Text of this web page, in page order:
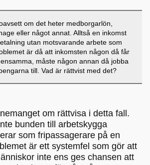
om det heter medborgarlön,
eller något annat. Alltså en inkomst
utan motsvarande arbete som
är då att inkomsten någon då får
måste någon annan då jobba
till. Vad är rättvist med det?
om rättvisa i detta fall.
bunden till arbetskygga
som fripassagerare på en
är ett systemfel som gör att
inte ens ges chansen att